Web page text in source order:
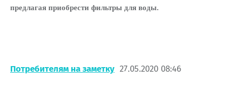
предлагая приобрести фильтры для воды.
Потребителям на заметку 27.05.2020 08:46